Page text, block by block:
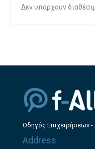
Δεν υπάρχουν
Οδηγός Επιχειρήσεων
Address